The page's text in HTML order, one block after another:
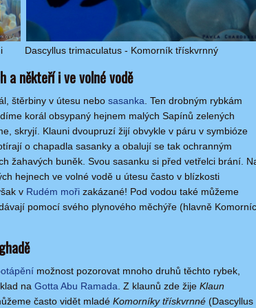
Dascyllus trimaculatus - Komorník třískvrnný
a někteří i ve volné vodě
štěrbiny v útesu nebo sasanka . Ten drobným rybkám
korál obsypaný hejnem malých Sapínů zelených
skryjí. Klauni dvoupruzí žijí obvykle v páru v symbióze
o chapadla sasanky a obalují se tak ochranným
žahavých buněk. Svou sasanku si před vetřelci brání.
hejnech ve volné vodě u útesu často v blízkosti
v Rudém moři zakázané! Pod vodou také můžeme
pomocí svého plynového měchýře (hlavně
možnost pozorovat mnoho druhů těchto rybek,
na Gotta Abu Ramada . Z klaunů zde žije Klaun
často vidět mladé Komorníky třískvrnné (Dascyllus